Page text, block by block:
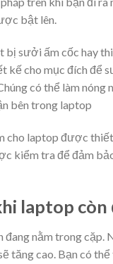
bật lên.
sưởi ấm cốc hay
cho mục đích để
có thể làm nóng
bên trong laptop
laptop được
kiểm tra để đảm
laptop
nằm trong
tăng cao. Bạn có